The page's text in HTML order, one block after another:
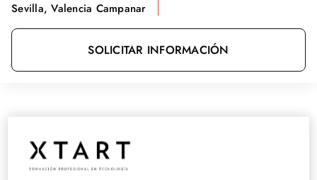
Sevilla, Valencia Campanar
SOLICITAR INFORMACIÓN
curso Especialista de Salud Laboral -
Quirón?